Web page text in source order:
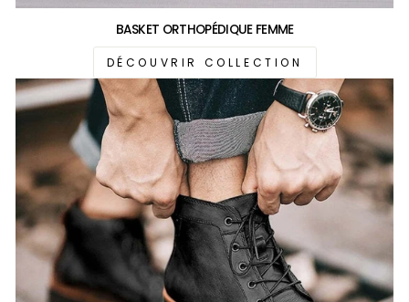
BASKET ORTHOPÉDIQUE FEMME
DÉCOUVRIR COLLECTION